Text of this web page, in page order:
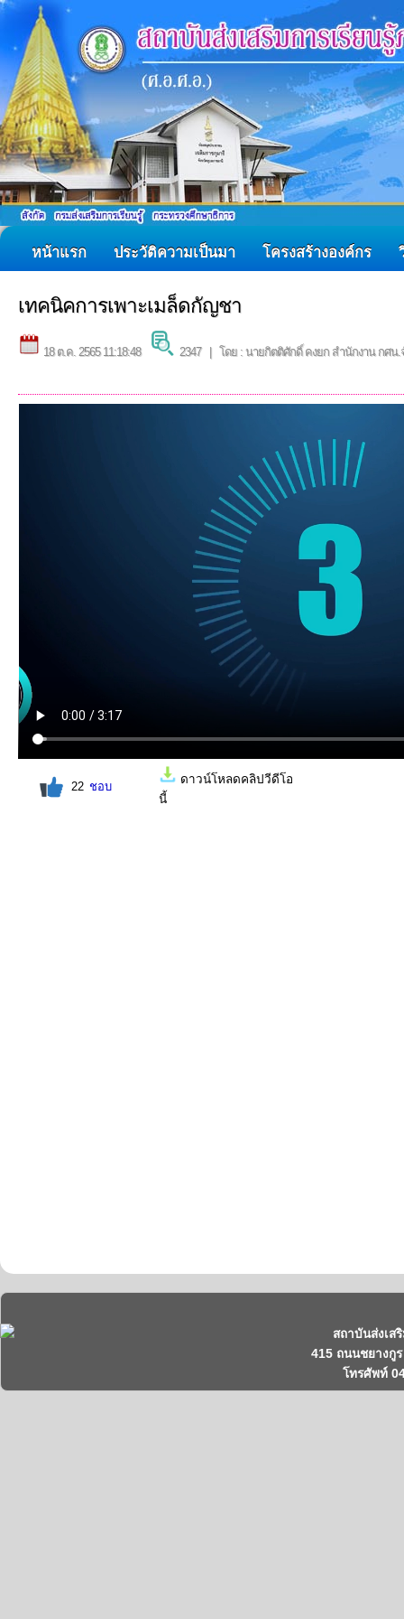
หน้าแรก ประวัติความเป็นมา โครงสร้างองค์กร
เทคนิคการเพาะเมล็ดกัญชา
18 ต.ค. 2565 11:18:48 2347 | โดย : นายกิตติศักดิ์ คงยก สำนักงาน กศน.
ชอบ
ดาวน์โหลดคลิปวีดีโอ
นี้
สถาบันส่งเส
415 ถนนชยางกู
โทรศัพท์